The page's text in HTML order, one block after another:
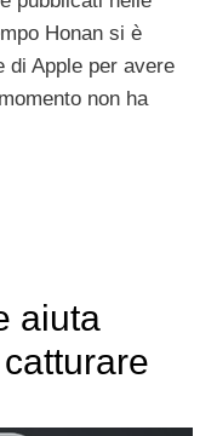
Honan si è
di Apple per avere
non ha
aiuta